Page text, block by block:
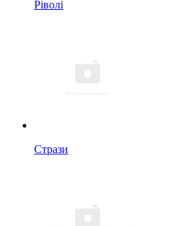
Ріволі
Стрази